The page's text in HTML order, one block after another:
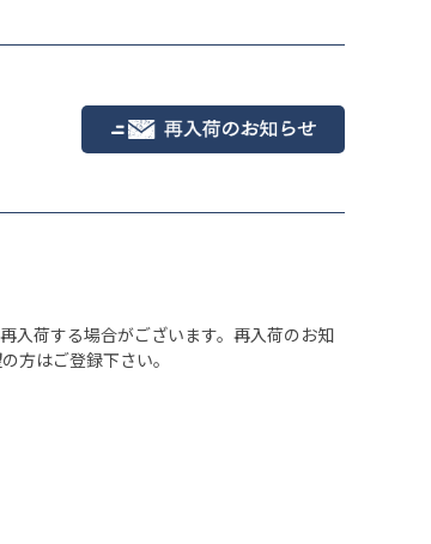
入荷する場合がございます。再入荷のお知
方はご登録下さい。